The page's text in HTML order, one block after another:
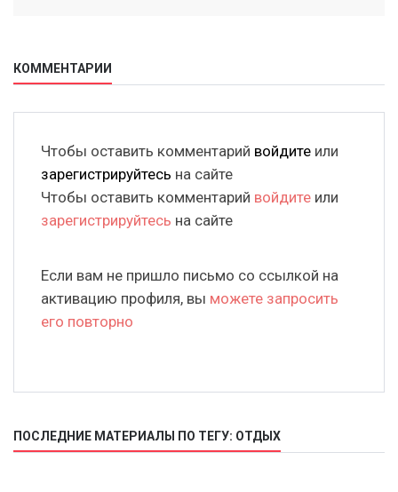
КОММЕНТАРИИ
Чтобы оставить комментарий войдите или
зарегистрируйтесь на сайте
Чтобы оставить комментарий войдите или
зарегистрируйтесь на сайте
Если вам не пришло письмо со ссылкой на
активацию профиля, вы можете запросить
его повторно
ПОСЛЕДНИЕ МАТЕРИАЛЫ ПО ТЕГУ: ОТДЫХ